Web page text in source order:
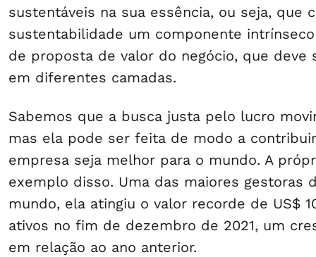
sustentáveis na sua essência, ou seja, que
sustentabilidade um componente
de proposta de valor do negócio, que deve
em diferentes camadas.
Sabemos que a busca justa pelo lucro
mas ela pode ser feita de modo a
empresa seja melhor para o mundo. A
exemplo disso. Uma das maiores gestoras
mundo, ela atingiu o valor recorde de US$
ativos no fim de dezembro de 2021, um
em relação ao ano anterior.